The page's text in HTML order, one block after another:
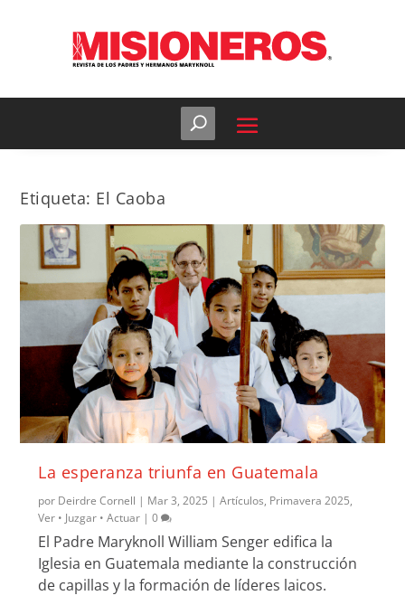
Etiqueta: El Caoba
La esperanza triunfa en Guatemala
por Deirdre Cornell | Mar 3, 2025 |Artículos, Primavera 2025,
Ver • Juzgar • Actuar |0
El Padre Maryknoll William Senger edifica la
Iglesia en Guatemala mediante la construcción
de capillas y la formación de líderes laicos.